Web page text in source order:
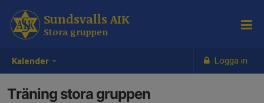
Kalender Logga in
Sundsvalls AIK
Stora gruppen
Träning stora gruppen